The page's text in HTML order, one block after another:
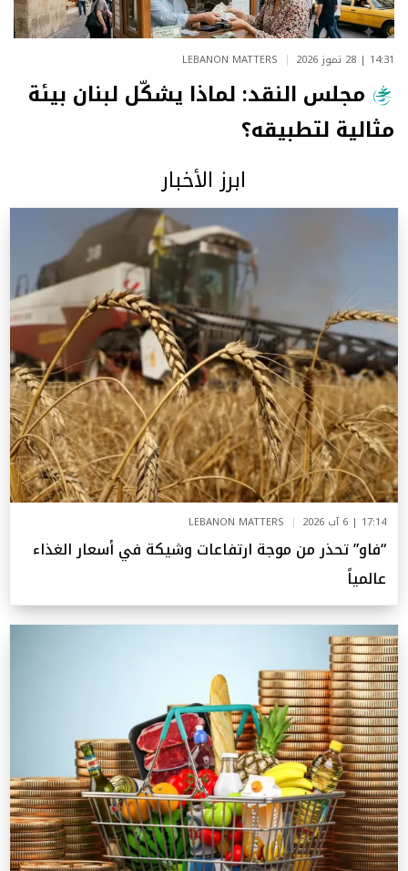
14:31 | 28 تموز 2026 LEBANON MATTERS
مجلس النقد: لماذا يشكّل لبنان بيئة
مثالية لتطبيقه؟
ابرز الأخبار
17:14 | 6 آب 2026 LEBANON MATTERS
“فاو” تحذر من موجة ارتفاعات وشيكة في أسعار الغذاء
عالمياً